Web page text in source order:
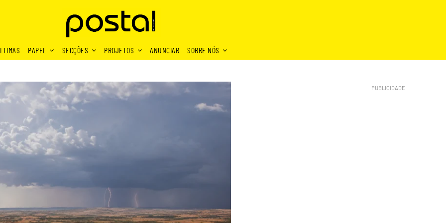
PAPEL SECÇÕES PROJETOS ANUNCIAR SOBRE NÓS